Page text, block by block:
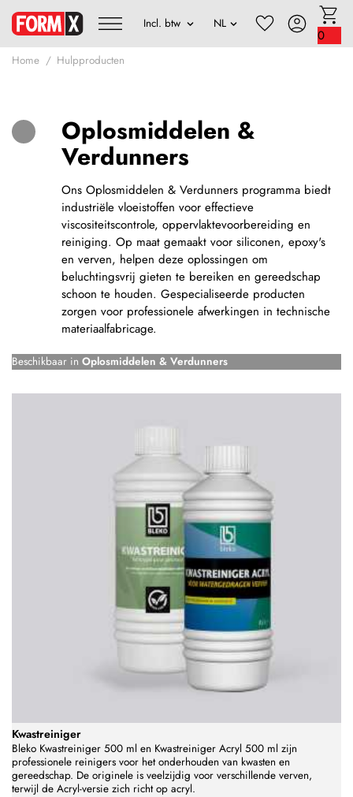
0
Home Hulpproducten
Oplosmiddelen &
Verdunners
Ons Oplosmiddelen & Verdunners programma biedt
industriële vloeistoffen voor effectieve
viscositeitscontrole, oppervlaktevoorbereiding en
reiniging. Op maat gemaakt voor siliconen, epoxy's
en verven, helpen deze oplossingen om
beluchtingsvrij gieten te bereiken en gereedschap
schoon te houden. Gespecialiseerde producten
zorgen voor professionele afwerkingen in technische
materiaalfabricage.
Beschikbaar in Oplosmiddelen & Verdunners
Kwastreiniger
Bleko Kwastreiniger 500 ml en Kwastreiniger Acryl 500 ml zijn
professionele reinigers voor het onderhouden van kwasten en
gereedschap. De originele is veelzijdig voor verschillende verven,
terwijl de Acryl-versie zich richt op acryl.